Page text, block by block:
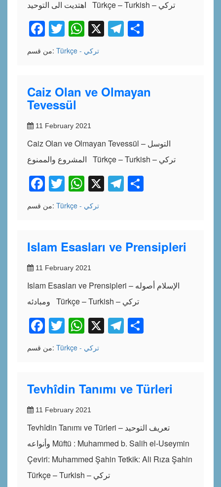
اهتديت الى التوحيد Türkçe – Turkish – تركي
Facebook
Twitter
WhatsApp
X Telegram
من قسم: Türkçe - تركي
Caiz Olan ve Olmayan
Tevessül
11 February 2021
Caiz Olan ve Olmayan Tevessül – التوسل
المشروع والممنوع Türkçe – Turkish – تركي
Facebook
Twitter
WhatsApp
X Telegram
من قسم: Türkçe - تركي
Islam Esasları ve Prensipleri
11 February 2021
Islam Esasları ve Prensipleri – الإسلام أصوله
ومبادئه Türkçe – Turkish – تركي
Facebook
Twitter
WhatsApp
X Telegram
من قسم: Türkçe - تركي
Tevhîdin Tanımı ve Türleri
11 February 2021
Tevhîdin Tanımı ve Türleri – تعريف التوحيد
وأنواعه Müftü : Muhammed b. Salih el-Useymin
Çeviri: Muhammed Şahin Tetkik: Ali Rıza Şahin
Türkçe – Turkish – تركي